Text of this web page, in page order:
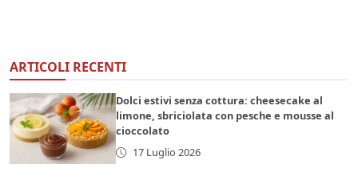
ARTICOLI RECENTI
Dolci estivi senza cottura: cheesecake al
limone, sbriciolata con pesche e mousse al
cioccolato
17 Luglio 2026